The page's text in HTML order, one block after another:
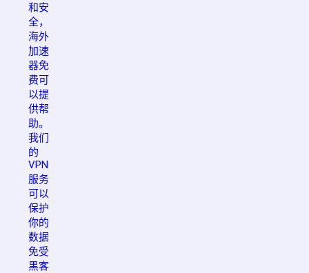
和安
全，
海外
加速
器免
费可
以提
供帮
助。
我们
的
VPN
服务
可以
保护
你的
数据
免受
黑客